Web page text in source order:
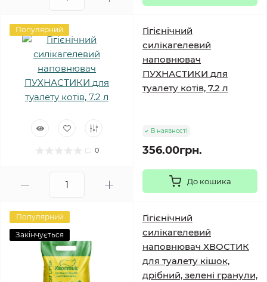
Популярний
0
Гігієнічний
силікагелевий
наповнювач
ПУХНАСТИКИ для
туалету котів, 7.2 л
В наявності
356.00грн.
До кошика
Популярний
Закінчується
Гігієнічний
силікагелевий
наповнювач ХВОСТИК
для туалету кішок,
дрібний, зелені гранули,